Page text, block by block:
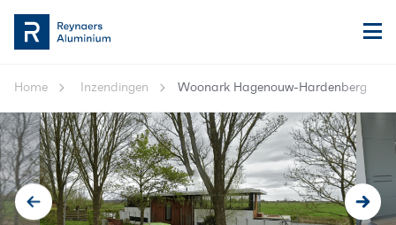
Home Inzendingen Woonark Hagenouw-Hardenberg